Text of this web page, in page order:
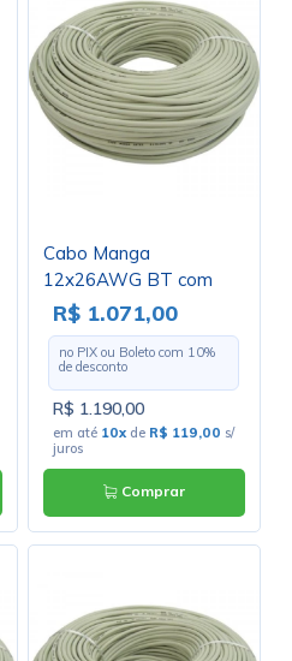
Cabo Manga
12x26AWG BT com
Blindagem - Rolo com
100 Metros
R$ 1.071,00
no PIX ou Boleto com 10%
de desconto
R$ 1.190,00
em até 10x de R$ 119,00 s/
juros
Comprar